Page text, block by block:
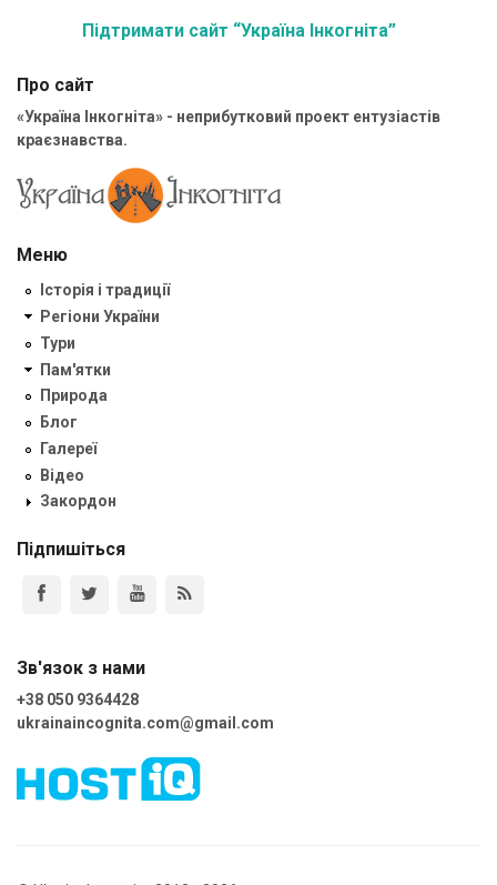
Підтримати сайт “Україна Інкогніта”
Про сайт
«Україна Інкогніта» - неприбутковий проект ентузіастів
краєзнавства.
Меню
Історія і традиції
Регіони України
Тури
Пам'ятки
Природа
Блог
Галереї
Відео
Закордон
Підпишіться
Зв'язок з нами
+38 050 9364428
ukrainaincognita.com@gmail.com